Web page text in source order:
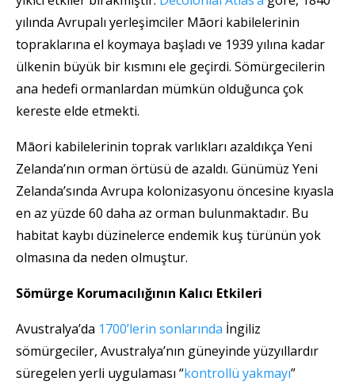
yılında Avrupalı yerleşimciler Māori kabilelerinin
topraklarına el koymaya başladı ve 1939 yılına kadar
ülkenin büyük bir kısmını ele geçirdi. Sömürgecilerin
ana hedefi ormanlardan mümkün olduğunca çok
kereste elde etmekti.
Māori kabilelerinin toprak varlıkları azaldıkça Yeni
Zelanda’nın orman örtüsü de azaldı. Günümüz Yeni
Zelanda’sında Avrupa kolonizasyonu öncesine kıyasla
en az yüzde 60 daha az orman bulunmaktadır. Bu
habitat kaybı düzinelerce endemik kuş türünün yok
olmasına da neden olmuştur.
Sömürge Korumacılığının Kalıcı Etkileri
Avustralya’da 1700’lerin sonlarında İngiliz
sömürgeciler, Avustralya’nın güneyinde yüzyıllardır
süregelen yerli uygulaması “kontrollü yakmayı”